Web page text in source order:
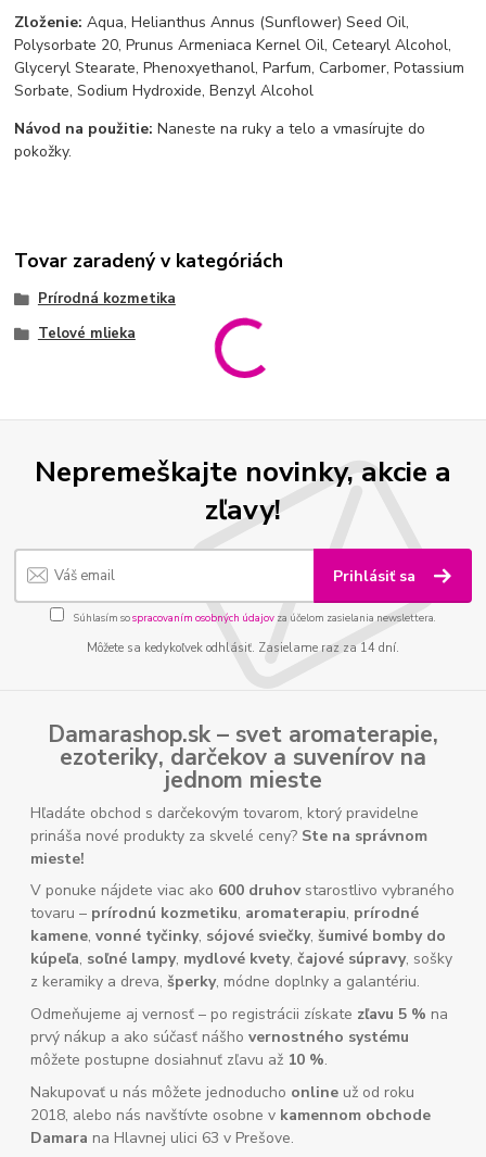
Zloženie:Aqua, Helianthus Annus (Sunflower) Seed Oil,
Polysorbate 20, Prunus Armeniaca Kernel Oil, Cetearyl Alcohol,
Glyceryl Stearate, Phenoxyethanol, Parfum, Carbomer, Potassium
Sorbate, Sodium Hydroxide, Benzyl Alcohol
Návod na použitie: Naneste na ruky a telo a vmasírujte do
pokožky.
Tovar zaradený v kategóriách
Prírodná kozmetika
Telové mlieka
Nepremeškajte novinky, akcie a
zľavy!
Prihlásiť sa
Súhlasím sospracovaním osobných údajov za účelom zasielania newslettera.
Môžete sa kedykoľvek odhlásiť. Zasielame raz za 14 dní.
Damarashop.sk – svet aromaterapie,
ezoteriky, darčekov a suvenírov na
jednom mieste
Hľadáte obchod s darčekovým tovarom, ktorý pravidelne
prináša nové produkty za skvelé ceny? Ste na správnom
mieste!
V ponuke nájdete viac ako 600 druhovstarostlivo vybraného
tovaru – prírodnú kozmetiku, aromaterapiu, prírodné
kamene,vonné tyčinky, sójové sviečky,šumivé bomby do
kúpeľa, soľné lampy, mydlové kvety,čajové súpravy, sošky
z keramiky a dreva,šperky, módne doplnky a galantériu.
Odmeňujeme aj vernosť – po registrácii získate zľavu 5 % na
prvý nákup a ako súčasť nášhovernostného systému
môžete postupne dosiahnuť zľavu až 10 %.
Nakupovať u nás môžete jednoducho online už od roku
2018, alebo nás navštívte osobne v kamennom obchode
Damara na Hlavnej ulici 63 v Prešove.